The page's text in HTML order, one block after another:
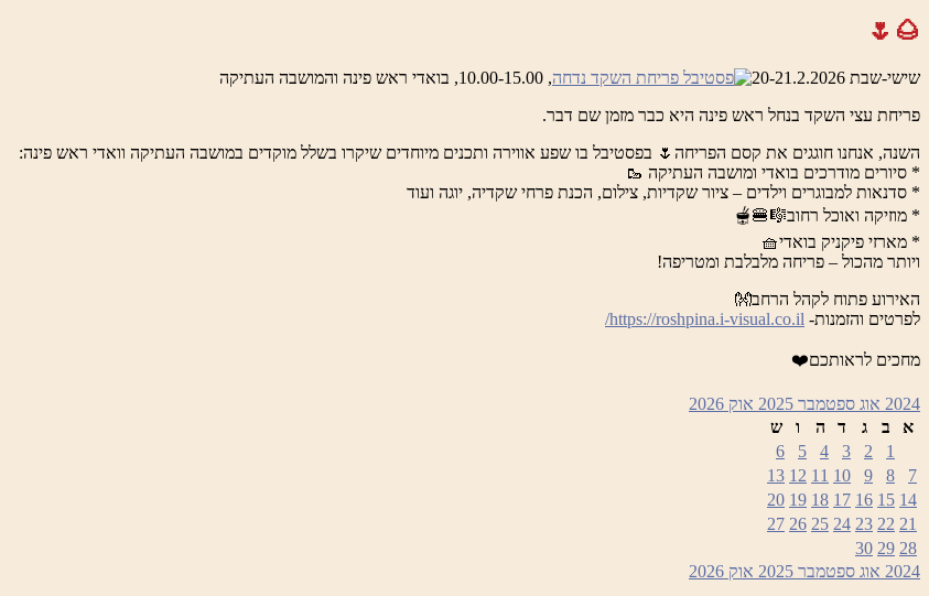
🌰🌷
שישי-שבת 20-21.2.2026
, 10.00-15.00, בואדי ראש פינה והמושבה העתיקה
פריחת עצי השקד בנחל ראש פינה היא כבר מזמן שם דבר.
השנה, אנחנו חוגגים את קסם הפריחה🌷 בפסטיבל בו שפע אווירה ותכנים מיוחדים שיקרו בשלל מוקדים במושבה העתיקה וואדי ראש פינה:
* סיורים מודרכים בואדי ומושבה העתיקה 🥾
* סדנאות למבוגרים וילדים – ציור שקדיות, צילום, הכנת פרחי שקדיה, יוגה ועוד
* מוזיקה ואוכל רחוב🎼🍔🫕
* מארזי פיקניק בואדי🧺
ויותר מהכול – פריחה מלבלבת ומטריפה!
האירוע פתוח לקהל הרחב👐
לפרטים והזמנות- https://roshpina.i-visual.co.il/
מחכים לראותכם❤️
2024 אוג ספטמבר 2025 אוק 2026
א
ב ג ד ה ו
ש
1
2
3
4
5
6
7
8
9
10
11
12
13
14
15
16
17
18
19
20
21
22
23
24
25
26
27
28
29
30
2024 אוג ספטמבר 2025 אוק 2026